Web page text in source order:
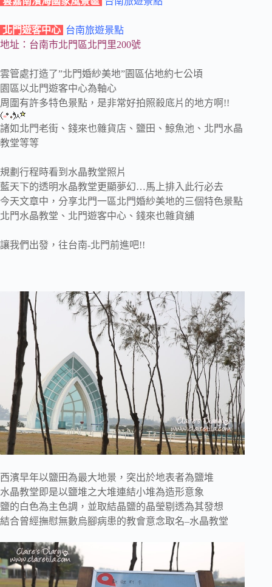
北門遊客中心 台南旅遊景點
地址：台南市北門區北門里200號
雲管處打造了”北門婚紗美地”園區佔地約七公頃
園區以北門遊客中心為軸心
周圍有許多特色景點，是非常好拍照殺底片的地方啊!!
諸如北門老街、錢來也雜貨店、鹽田、鯨魚池、北門水晶
教堂等等
規劃行程時看到水晶教堂照片
藍天下的透明水晶教堂更顯夢幻…馬上排入此行必去
今天文章中，分享北門一區北門婚紗美地的三個特色景點
北門水晶教堂、北門遊客中心、錢來也雜貨舖
讓我們出發，往台南-北門前進吧!!
西濱早年以鹽田為最大地景，突出於地表者為鹽堆
水晶教堂即是以鹽堆之大堆連結小堆為造形意象
鹽的白色為主色調，並取結晶鹽的晶瑩剔透為其發想
結合曾經撫慰無數烏腳病患的教會意念取名–水晶教堂